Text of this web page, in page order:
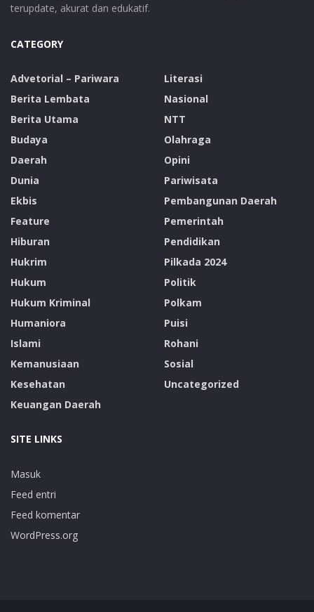
terupdate, akurat dan edukatif.
CATEGORY
Advetorial – Pariwara
Berita Lembata
Berita Utama
Budaya
Daerah
Dunia
Ekbis
Feature
Hiburan
Hukrim
Hukum
Hukum Kriminal
Humaniora
Islami
Kemanusiaan
Kesehatan
Keuangan Daerah
Literasi
Nasional
NTT
Olahraga
Opini
Pariwisata
Pembangunan Daerah
Pemerintah
Pendidikan
Pilkada 2024
Politik
Polkam
Puisi
Rohani
Sosial
Uncategorized
SITE LINKS
Masuk
Feed entri
Feed komentar
WordPress.org